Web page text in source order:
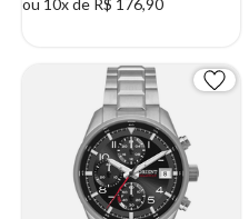
ou 10x de R$ 176,90